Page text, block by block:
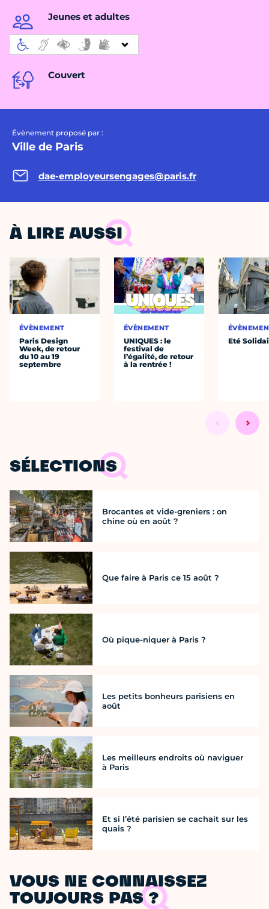
Jeunes et adultes
Couvert
Évènement proposé par :
Ville de Paris
dae-employeursengages@paris.fr
À LIRE AUSSI
ÉVÈNEMENT
Paris Design
Week, de retour
du 10 au 19
septembre
ÉVÈNEMENT
UNIQUES : le
festival de
l’égalité, de retour
à la rentrée !
Eté
SÉLECTIONS
Brocantes et vide-greniers : on
chine où en août ?
Que faire à Paris ce 15 août ?
Où pique-niquer à Paris ?
Les petits bonheurs parisiens en
août
Les meilleurs endroits où naviguer
à Paris
Et si l’été parisien se cachait sur les
quais ?
VOUS NE CONNAISSEZ
TOUJOURS PAS ?